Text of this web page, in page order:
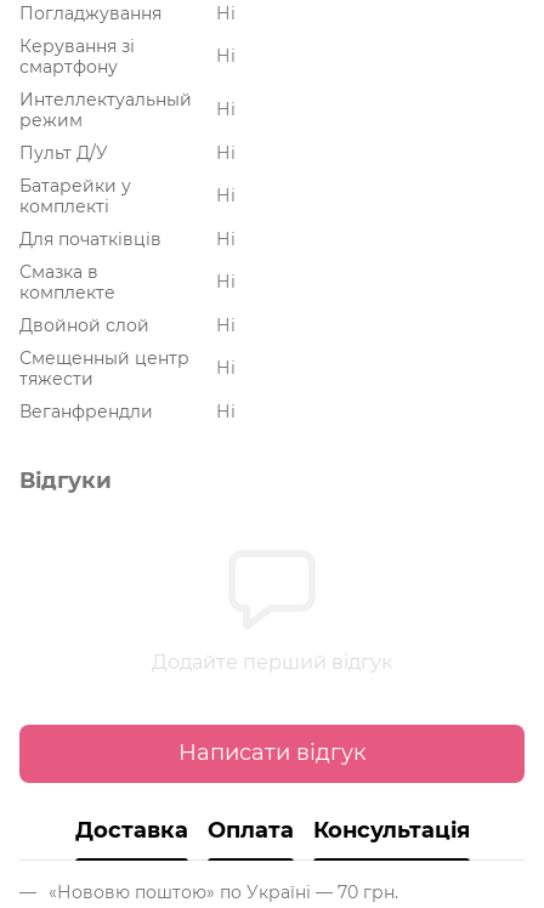
Погладжування
Ні
Керування зі
смартфону
Ні
Интеллектуальный
режим
Ні
Пульт Д/У
Ні
Батарейки у
комплекті
Ні
Для початківців
Ні
Смазка в
комплекте
Ні
Двойной слой
Ні
Смещенный центр
тяжести
Ні
Веганфрендли
Ні
Відгуки
Додайте перший відгук
Написати відгук
Доставка Оплата Консультація
«Нововю поштою» по Україні — 70 грн.